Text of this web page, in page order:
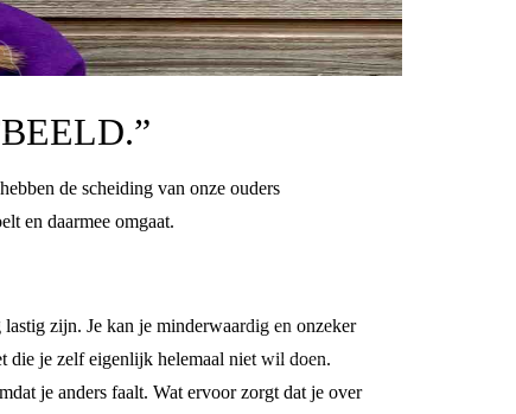
de scheiding van onze ouders
en daarmee omgaat.
zijn. Je kan je minderwaardig en onzeker
die je zelf eigenlijk helemaal niet wil doen.
je anders faalt. Wat ervoor zorgt dat je over